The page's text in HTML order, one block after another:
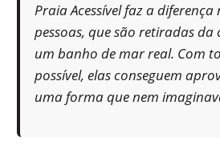
Praia Acessível faz a
pessoas, que são retiradas
um banho de mar real. Com
possível, elas conseguem
uma forma que nem